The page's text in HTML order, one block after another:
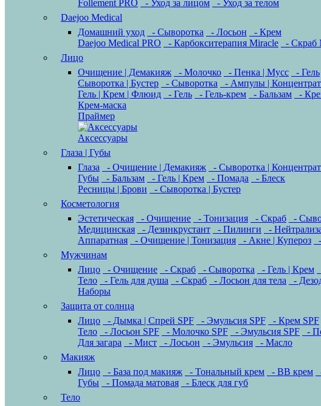
Follement PRO
- Уход за лицом
- Уход за телом
Daejoo Medical
Домашний уход
- Сыворотка - Лосьон
- Крем
Daejoo Medical PRO
- Карбокситерапия Miracle - Скраб
Лицо
Очищение | Демакияж
- Молочко - Пенка | Мусс - Гель
Сыворотка | Бустер
- Сыворотка - Ампулы |
Гель | Крем | Флюид
- Гель - Гель-крем - Бальзам -
Крем-маска
Праймер
Аксессуары
Глаза | Губы
Глаза
- Очищение | Демакияж - Сыворотка | Концентрат
Губы
- Бальзам - Гель | Крем - Помада
- Блеск
Ресницы | Брови
- Сыворотка | Бустер
Косметология
Эстетическая
- Очищение - Тонизация - Скраб -
Медицинская
- Дезинкрустант - Пилинги -
Аппаратная
- Очищение | Тонизация - Акне | Купероз
Мужчинам
Лицо
- Очищение - Скраб - Сыворотка - Гель | Крем
Тело
- Гель для душа - Скраб - Лосьон для тела
-
Наборы
Защита от солнца
Лицо
- Дымка | Спрей SPF - Эмульсия SPF - Крем SPF
Тело
- Лосьон SPF - Молочко SPF - Эмульсия SPF
-
Для загара
- Мист - Лосьон - Эмульсия
- Масло
Макияж
Лицо
- База под макияж - Тональный крем - BB крем
Губы
- Помада матовая
- Блеск для губ
Тело